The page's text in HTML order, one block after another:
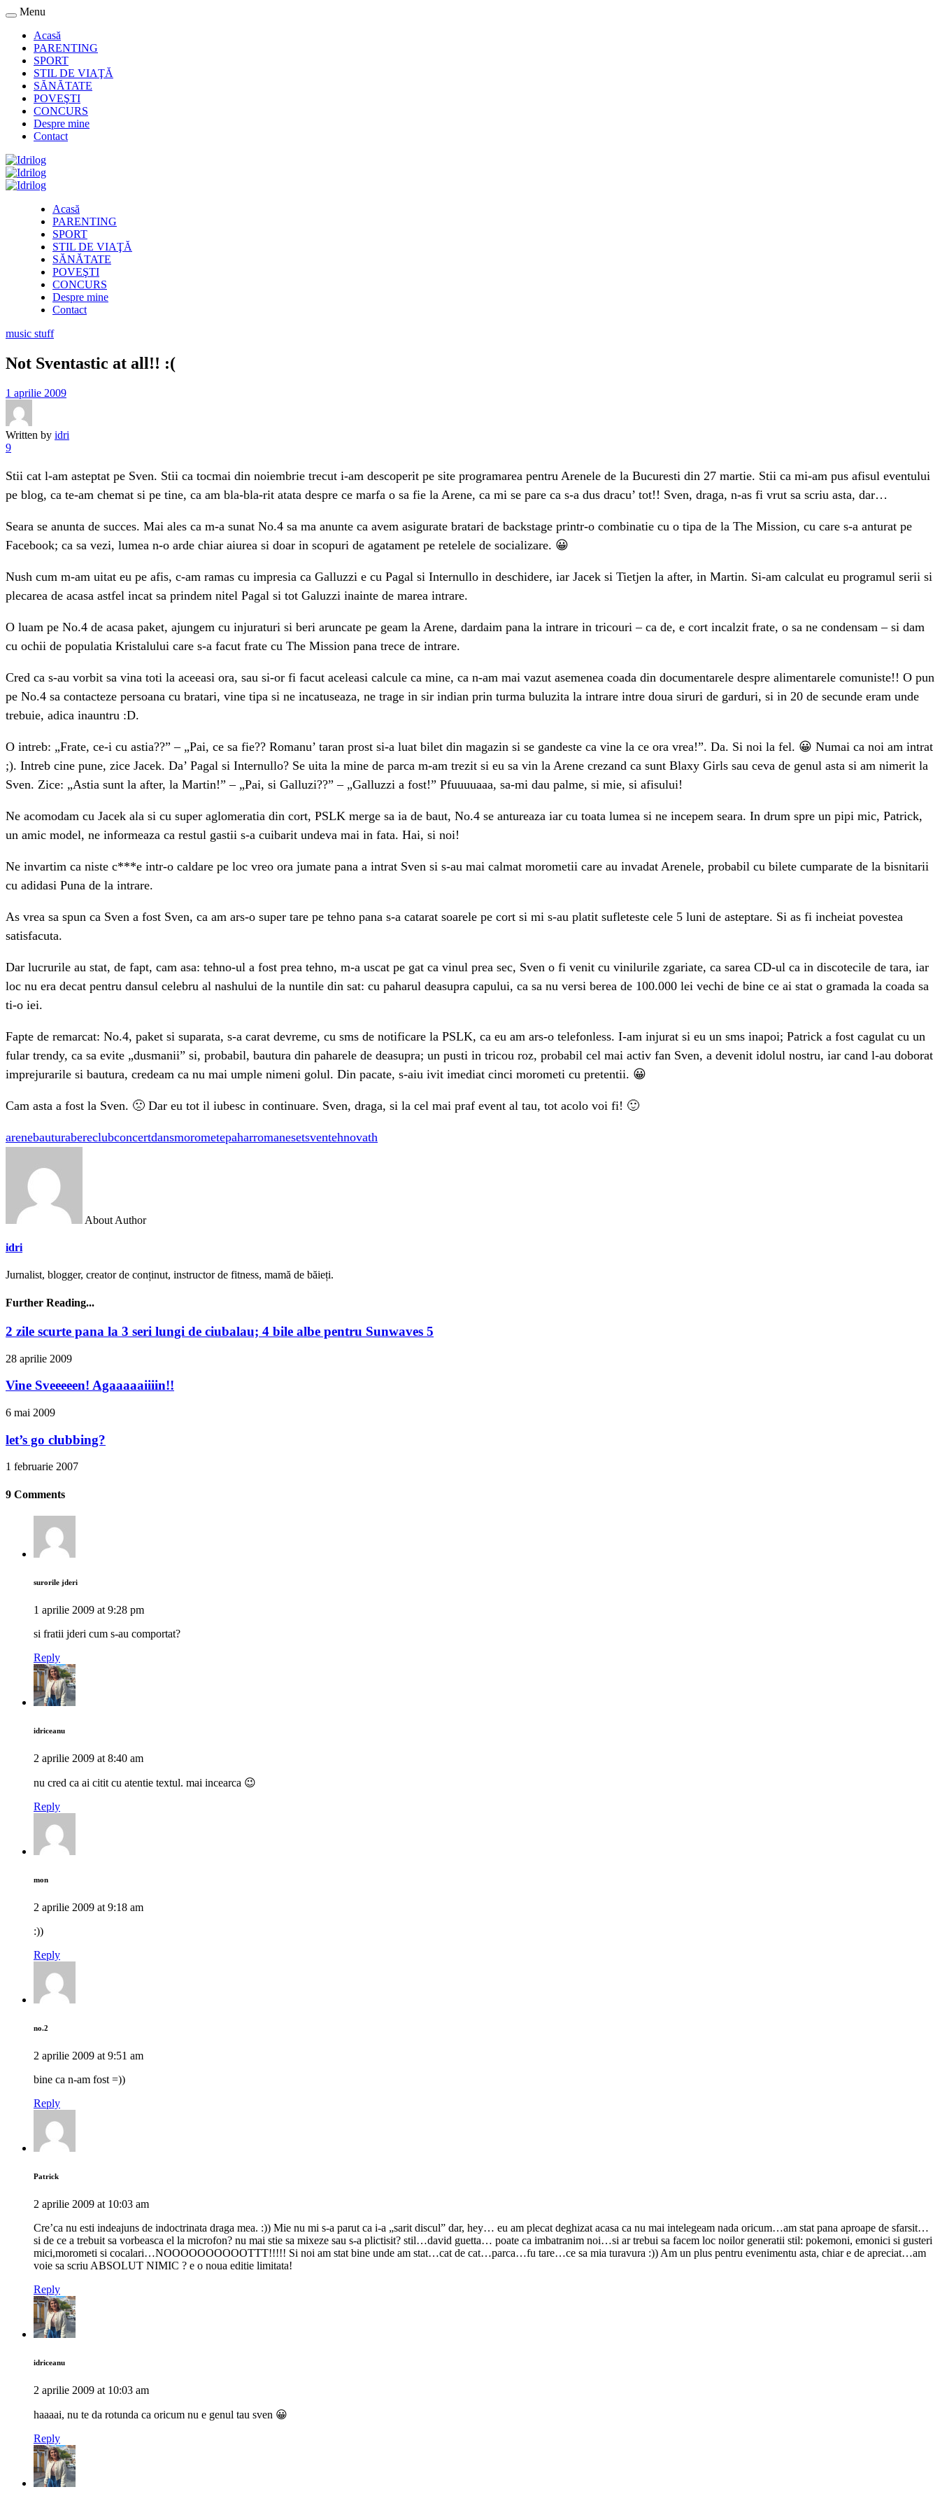
Menu
Acasă
PARENTING
SPORT
STIL DE VIAŢĂ
SĂNĂTATE
POVEŞTI
CONCURS
Despre mine
Contact
Acasă
PARENTING
SPORT
STIL DE VIAŢĂ
SĂNĂTATE
POVEŞTI
CONCURS
Despre mine
Contact
music stuff
Not Sventastic at all!! :(
1 aprilie 2009
Written by idri
9
Stii cat l-am asteptat pe Sven. Stii ca tocmai din noiembrie trecut i-am descoperit pe site programarea pentru Arenele de la Bucuresti din 27 martie. Stii ca mi-am pus afisul eventului
pe blog, ca te-am chemat si pe tine, ca am bla-bla-rit atata despre ce marfa o sa fie la Arene, ca mi se pare ca s-a dus dracu’ tot!! Sven, draga, n-as fi vrut sa scriu asta, dar…
Seara se anunta de succes. Mai ales ca m-a sunat No.4 sa ma anunte ca avem asigurate bratari de backstage printr-o combinatie cu o tipa de la The Mission, cu care s-a anturat pe
Facebook; ca sa vezi, lumea n-o arde chiar aiurea si doar in scopuri de agatament pe retelele de socializare. 😀
Nush cum m-am uitat eu pe afis, c-am ramas cu impresia ca Galluzzi e cu Pagal si Internullo in deschidere, iar Jacek si Tietjen la after, in Martin. Si-am calculat eu programul serii si
plecarea de acasa astfel incat sa prindem nitel Pagal si tot Galuzzi inainte de marea intrare.
O luam pe No.4 de acasa paket, ajungem cu injuraturi si beri aruncate pe geam la Arene, dardaim pana la intrare in tricouri – ca de, e cort incalzit frate, o sa ne condensam – si dam
cu ochii de populatia Kristalului care s-a facut frate cu The Mission pana trece de intrare.
Cred ca s-au vorbit sa vina toti la aceeasi ora, sau si-or fi facut aceleasi calcule ca mine, ca n-am mai vazut asemenea coada din documentarele despre alimentarele comuniste!! O pun
pe No.4 sa contacteze persoana cu bratari, vine tipa si ne incatuseaza, ne trage in sir indian prin turma buluzita la intrare intre doua siruri de garduri, si in 20 de secunde eram unde
trebuie, adica inauntru :D.
O intreb: „Frate, ce-i cu astia??” – „Pai, ce sa fie?? Romanu’ taran prost si-a luat bilet din magazin si se gandeste ca vine la ce ora vrea!”. Da. Si noi la fel. 😀 Numai ca noi am intrat
;). Intreb cine pune, zice Jacek. Da’ Pagal si Internullo? Se uita la mine de parca m-am trezit si eu sa vin la Arene crezand ca sunt Blaxy Girls sau ceva de genul asta si am nimerit la
Sven. Zice: „Astia sunt la after, la Martin!” – „Pai, si Galluzi??” – „Galluzzi a fost!” Pfuuuuaaa, sa-mi dau palme, si mie, si afisului!
Ne acomodam cu Jacek ala si cu super aglomeratia din cort, PSLK merge sa ia de baut, No.4 se antureaza iar cu toata lumea si ne incepem seara. In drum spre un pipi mic, Patrick,
un amic model, ne informeaza ca restul gastii s-a cuibarit undeva mai in fata. Hai, si noi!
Ne invartim ca niste c***e intr-o caldare pe loc vreo ora jumate pana a intrat Sven si s-au mai calmat morometii care au invadat Arenele, probabil cu bilete cumparate de la bisnitarii
cu adidasi Puna de la intrare.
As vrea sa spun ca Sven a fost Sven, ca am ars-o super tare pe tehno pana s-a catarat soarele pe cort si mi s-au platit sufleteste cele 5 luni de asteptare. Si as fi incheiat povestea
satisfacuta.
Dar lucrurile au stat, de fapt, cam asa: tehno-ul a fost prea tehno, m-a uscat pe gat ca vinul prea sec, Sven o fi venit cu vinilurile zgariate, ca sarea CD-ul ca in discotecile de tara, iar
loc nu era decat pentru dansul celebru al nashului de la nuntile din sat: cu paharul deasupra capului, ca sa nu versi berea de 100.000 lei vechi de bine ce ai stat o gramada la coada sa
ti-o iei.
Fapte de remarcat: No.4, paket si suparata, s-a carat devreme, cu sms de notificare la PSLK, ca eu am ars-o telefonless. I-am injurat si eu un sms inapoi; Patrick a fost cagulat cu un
fular trendy, ca sa evite „dusmanii” si, probabil, bautura din paharele de deasupra; un pusti in tricou roz, probabil cel mai activ fan Sven, a devenit idolul nostru, iar cand l-au doborat
imprejurarile si bautura, credeam ca nu mai umple nimeni golul. Din pacate, s-aiu ivit imediat cinci morometi cu pretentii. 😀
Cam asta a fost la Sven. 🙁 Dar eu tot il iubesc in continuare. Sven, draga, si la cel mai praf event al tau, tot acolo voi fi! 🙂
arenebauturabereclubconcertdansmorometepaharromanesetsventehnovath
About Author
idri
Jurnalist, blogger, creator de conținut, instructor de fitness, mamă de băieți.
Further Reading...
2 zile scurte pana la 3 seri lungi de ciubalau; 4 bile albe pentru Sunwaves 5
28 aprilie 2009
Vine Sveeeeen! Agaaaaaiiiin!!
6 mai 2009
let’s go clubbing?
1 februarie 2007
9 Comments
surorile jderi
1 aprilie 2009 at 9:28 pm
si fratii jderi cum s-au comportat?
Reply
idriceanu
2 aprilie 2009 at 8:40 am
nu cred ca ai citit cu atentie textul. mai incearca 😉
Reply
mon
2 aprilie 2009 at 9:18 am
:))
Reply
no.2
2 aprilie 2009 at 9:51 am
bine ca n-am fost =))
Reply
Patrick
2 aprilie 2009 at 10:03 am
Cre’ca nu esti indeajuns de indoctrinata draga mea. :)) Mie nu mi s-a parut ca i-a „sarit discul” dar, hey… eu am plecat deghizat acasa ca nu mai intelegeam nada oricum…am stat pana aproape de sfarsit…
si de ce a trebuit sa vorbeasca el la microfon? nu mai stie sa mixeze sau s-a plictisit? stil…david guetta… poate ca imbatranim noi…si ar trebui sa facem loc noilor generatii stil: pokemoni, emonici si gusteri
mici,morometi si cocalari…NOOOOOOOOOOTTT!!!!! Si noi am stat bine unde am stat…cat de cat…parca…fu tare…ce sa mia turavura :)) Am un plus pentru evenimentu asta, chiar e de apreciat…am
voie sa scriu ABSOLUT NIMIC ? e o noua editie limitata!
Reply
idriceanu
2 aprilie 2009 at 10:03 am
haaaai, nu te da rotunda ca oricum nu e genul tau sven 😀
Reply